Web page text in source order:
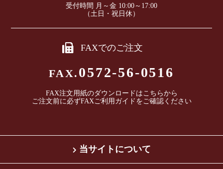
受付時間 月～金 10:00～17:00
（土日・祝日休）
FAXでのご注文
FAX. 0572-56-0516
FAX注文用紙のダウンロードは こちらから
ご注文前に必ずFAXご利用ガイドをご確認ください
当サイトについて